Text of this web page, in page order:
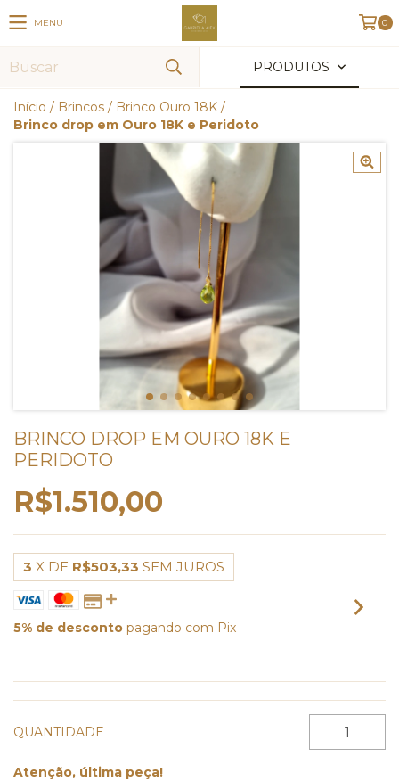
MENU 0
PRODUTOS
Início / Brincos / Brinco Ouro 18K /
Brinco drop em Ouro 18K e Peridoto
BRINCO DROP EM OURO 18K E
PERIDOTO
R$1.510,00
3 X DE R$503,33 SEM JUROS
5% de desconto pagando com Pix
QUANTIDADE
Atenção, última peça!